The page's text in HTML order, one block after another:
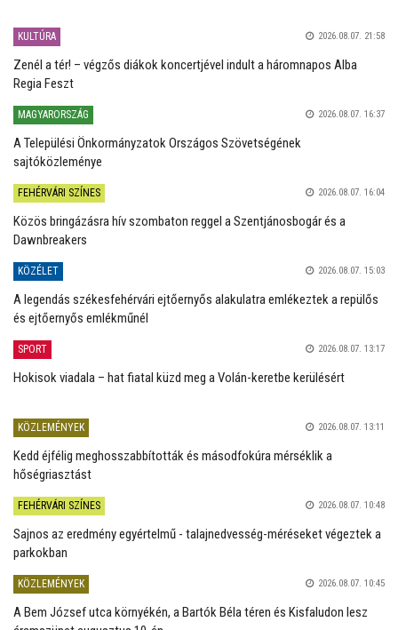
KULTÚRA 2026.08.07. 21:58
Zenél a tér! – végzős diákok koncertjével indult a háromnapos Alba
Regia Feszt
MAGYARORSZÁG 2026.08.07. 16:37
A Települési Önkormányzatok Országos Szövetségének
sajtóközleménye
FEHÉRVÁRI SZÍNES 2026.08.07. 16:04
Közös bringázásra hív szombaton reggel a Szentjánosbogár és a
Dawnbreakers
KÖZÉLET 2026.08.07. 15:03
A legendás székesfehérvári ejtőernyős alakulatra emlékeztek a repülős
és ejtőernyős emlékműnél
SPORT 2026.08.07. 13:17
Hokisok viadala – hat fiatal küzd meg a Volán-keretbe kerülésért
KÖZLEMÉNYEK 2026.08.07. 13:11
Kedd éjfélig meghosszabbították és másodfokúra mérséklik a
hőségriasztást
FEHÉRVÁRI SZÍNES 2026.08.07. 10:48
Sajnos az eredmény egyértelmű - talajnedvesség-méréseket végeztek a
parkokban
KÖZLEMÉNYEK 2026.08.07. 10:45
A Bem József utca környékén, a Bartók Béla téren és Kisfaludon lesz